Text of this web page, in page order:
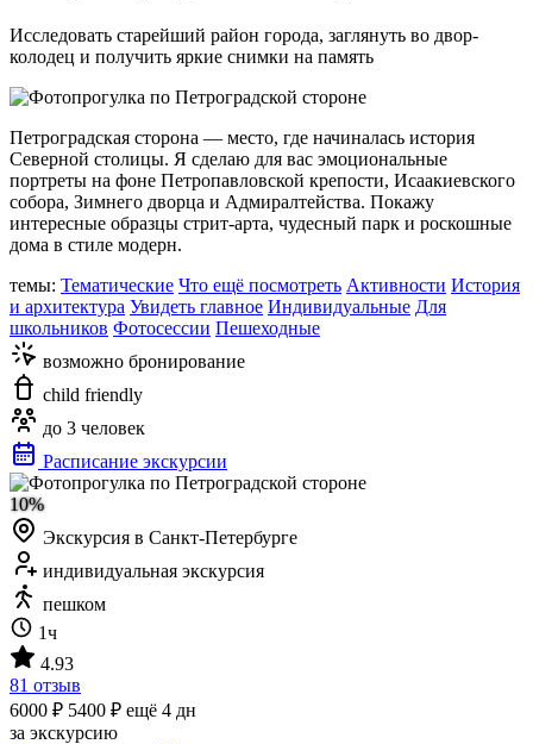
Исследовать старейший район города, заглянуть во двор-
колодец и получить яркие снимки на память
Петроградская сторона — место, где начиналась история
Северной столицы. Я сделаю для вас эмоциональные
портреты на фоне Петропавловской крепости, Исаакиевского
собора, Зимнего дворца и Адмиралтейства. Покажу
интересные образцы стрит-арта, чудесный парк и роскошные
дома в стиле модерн.
темы: Тематические Что ещё посмотреть Активности История
и архитектура Увидеть главное Индивидуальные Для
школьников Фотосессии Пешеходные
возможно бронирование
child friendly
до 3 человек
Расписание экскурсии
10%
Экскурсия в Санкт-Петербурге
индивидуальная экскурсия
пешком
1ч
4.93
81 отзыв
6000 ₽ 5400 ₽ ещё 4 дн
за экскурсию